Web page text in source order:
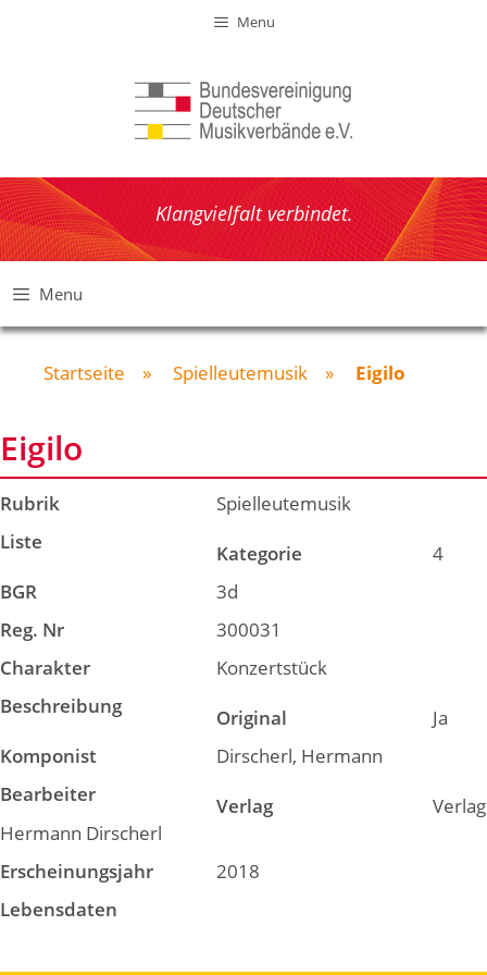
Menu
Klangvielfalt verbindet.
Menu
Startseite » Spielleutemusik » Eigilo
Eigilo
Rubrik
Spielleutemusik
Liste
Kategorie
4
BGR
3d
Reg. Nr
300031
Charakter
Konzertstück
Beschreibung
Original
Ja
Komponist
Dirscherl, Hermann
Bearbeiter
Verlag
Verlag
Hermann Dirscherl
Erscheinungsjahr
2018
Lebensdaten